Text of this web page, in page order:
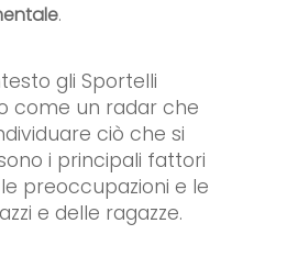
.
gliSportelli
come un radar che
ciò che si
i principali fattori
preoccupazioni e le
azzi e delle ragazze.